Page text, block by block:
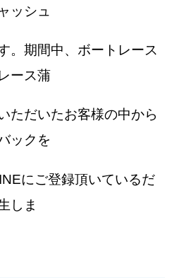
ッシュ
。期間中、ボートレース
ース蒲
ただいたお客様の中から
ックを
にご登録頂いているだ
しま